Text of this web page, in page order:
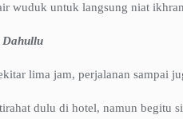
wuduk untuk langsung niat
Dahullu
lima jam, perjalanan sampai
dulu di hotel, namun begitu